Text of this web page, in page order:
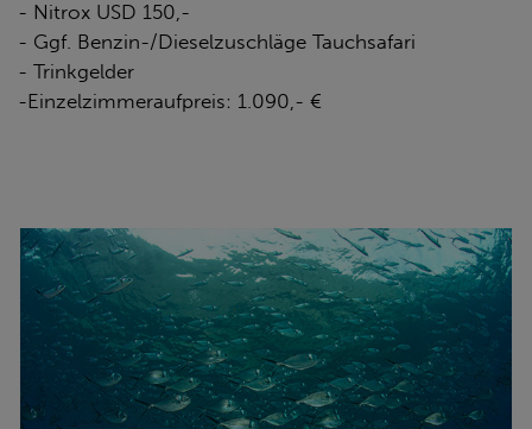
- Nitrox USD 150,-
- Ggf. Benzin-/Dieselzuschläge Tauchsafari
- Trinkgelder
-Einzelzimmeraufpreis: 1.090,- €